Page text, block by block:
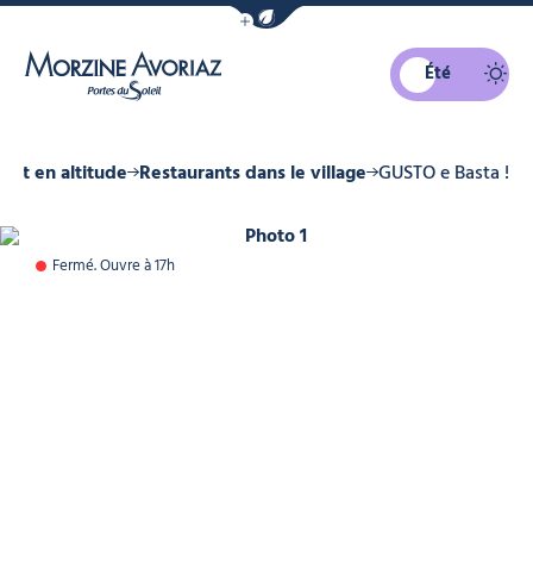
Afficher la barre de navigation du
Été
et en altitude Restaurants dans le village GUSTO e Basta !
Photo 1
Fermé. Ouvre à 17h